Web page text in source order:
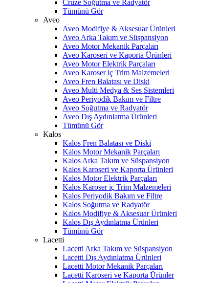
Cruze Soğutma ve Radyatör
Tümünü Gör
Aveo
Aveo Modifiye & Aksesuar Ürünleri
Aveo Arka Takım ve Süspansiyon
Aveo Motor Mekanik Parçaları
Aveo Karoseri ve Kaporta Ürünleri
Aveo Motor Elektrik Parçaları
Aveo Karoser iç Trim Malzemeleri
Aveo Fren Balatası ve Diski
Aveo Multi Medya & Ses Sistemleri
Aveo Periyodik Bakım ve Filtre
Aveo Soğutma ve Radyatör
Aveo Dış Aydınlatma Ürünleri
Tümünü Gör
Kalos
Kalos Fren Balatası ve Diski
Kalos Motor Mekanik Parçaları
Kalos Arka Takım ve Süspansiyon
Kalos Karoseri ve Kaporta Ürünleri
Kalos Motor Elektrik Parçaları
Kalos Karoser iç Trim Malzemeleri
Kalos Periyodik Bakım ve Filtre
Kalos Soğutma ve Radyatör
Kalos Modifiye & Aksesuar Ürünleri
Kalos Dış Aydınlatma Ürünleri
Tümünü Gör
Lacetti
Lacetti Arka Takım ve Süspansiyon
Lacetti Dış Aydınlatma Ürünleri
Lacetti Motor Mekanik Parçaları
Lacetti Karoseri ve Kaporta Ürünler